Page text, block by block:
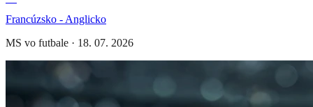
Francúzsko - Anglicko
MS vo futbale · 18. 07. 2026